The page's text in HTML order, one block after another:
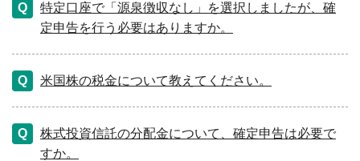
特定口座で「源泉徴収なし」を選択しましたが、確
定申告を行う必要はありますか。
米国株の税金について教えてください。
株式投資信託の分配金について、確定申告は必要で
すか。